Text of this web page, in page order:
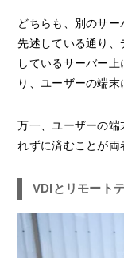
どちらも、別のサー
先述している通り、
しているサーバー
り、ユーザーの端末
万一、ユーザーの
れずに済むことが両
VDIとリモート